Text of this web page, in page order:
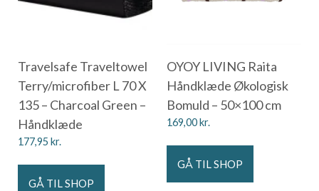
Travelsafe Traveltowel
Terry/microfiber L 70 X
135 – Charcoal Green –
Håndklæde
177,95 kr.
GÅ TIL SHOP
OYOY LIVING Raita
Håndklæde Økologisk
Bomuld – 50×100 cm
169,00kr.
GÅ TIL SHOP